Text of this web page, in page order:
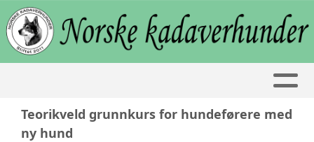
Teorikveld grunnkurs for hundeførere med
ny hund